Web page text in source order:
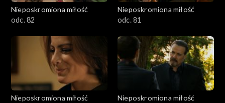
Nieposkromiona miłość
odc. 82
Nieposkromiona miłość
odc. 81
Nieposkromiona miłość
Nieposkromiona miłość